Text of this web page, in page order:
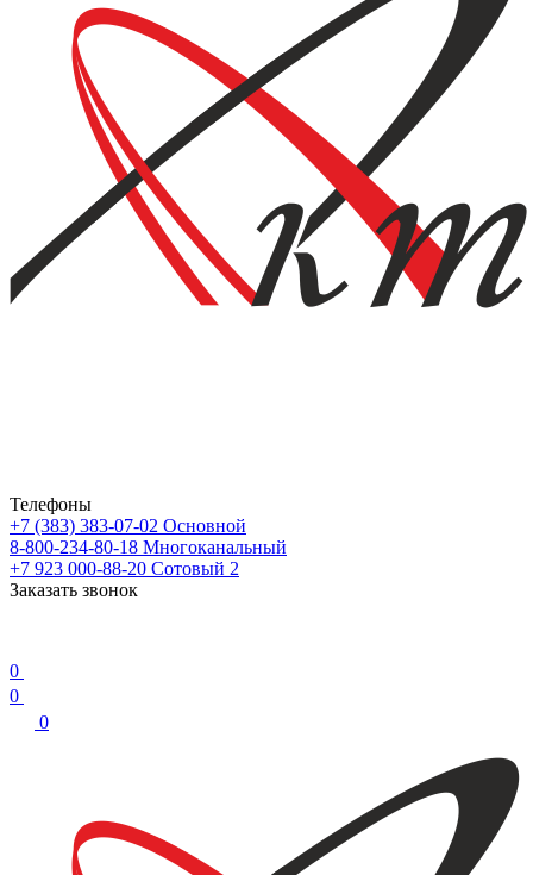
Телефоны
+7 (383) 383-07-02 Основной
8-800-234-80-18 Многоканальный
+7 923 000-88-20 Сотовый 2
Заказать звонок
0
0
0